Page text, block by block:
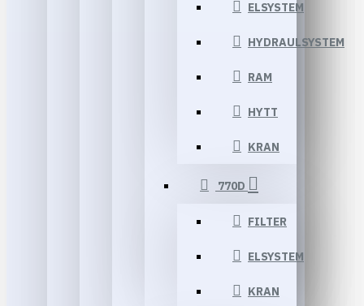
ELSYSTEM
HYDRAULSYSTEM
RAM
HYTT
KRAN
770D
FILTER
ELSYSTEM
KRAN